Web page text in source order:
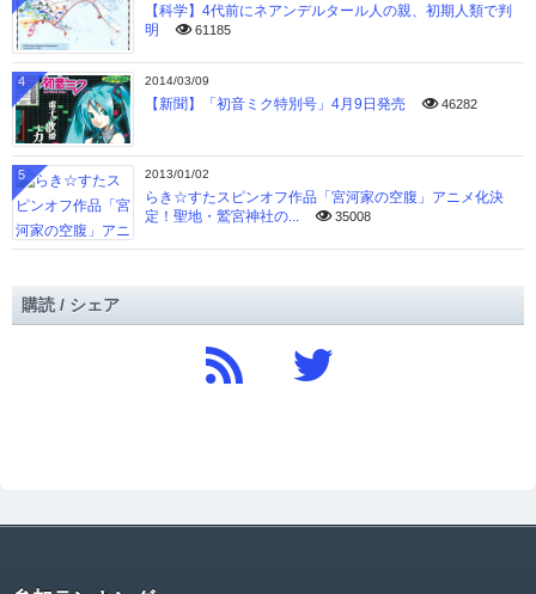
【科学】4代前にネアンデルタール人の親、初期人類で判
明
61185
2014/03/09
【新聞】「初音ミク特別号」4月9日発売 46282
4
2013/01/02
らき☆すたスピンオフ作品「宮河家の空腹」アニメ化決
定！聖地・鷲宮神社の...
35008
5
購読 / シェア